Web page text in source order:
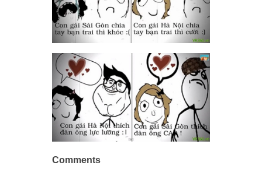
Comments